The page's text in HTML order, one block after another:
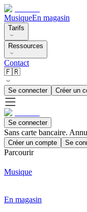
MusiqueEn magasin
Tarifs
Ressources
Contact
🇫🇷
Se connecter Créer un
Se connecter
Sans carte bancaire.
Créer un compte Se
Parcourir
Musique
En magasin